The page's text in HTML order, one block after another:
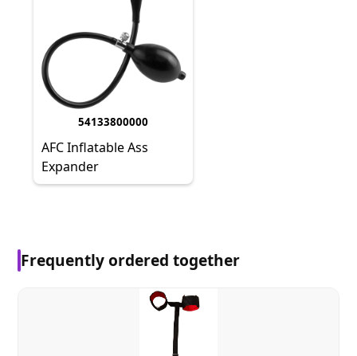
54133800000
AFC Inflatable Ass
Expander
Frequently ordered together